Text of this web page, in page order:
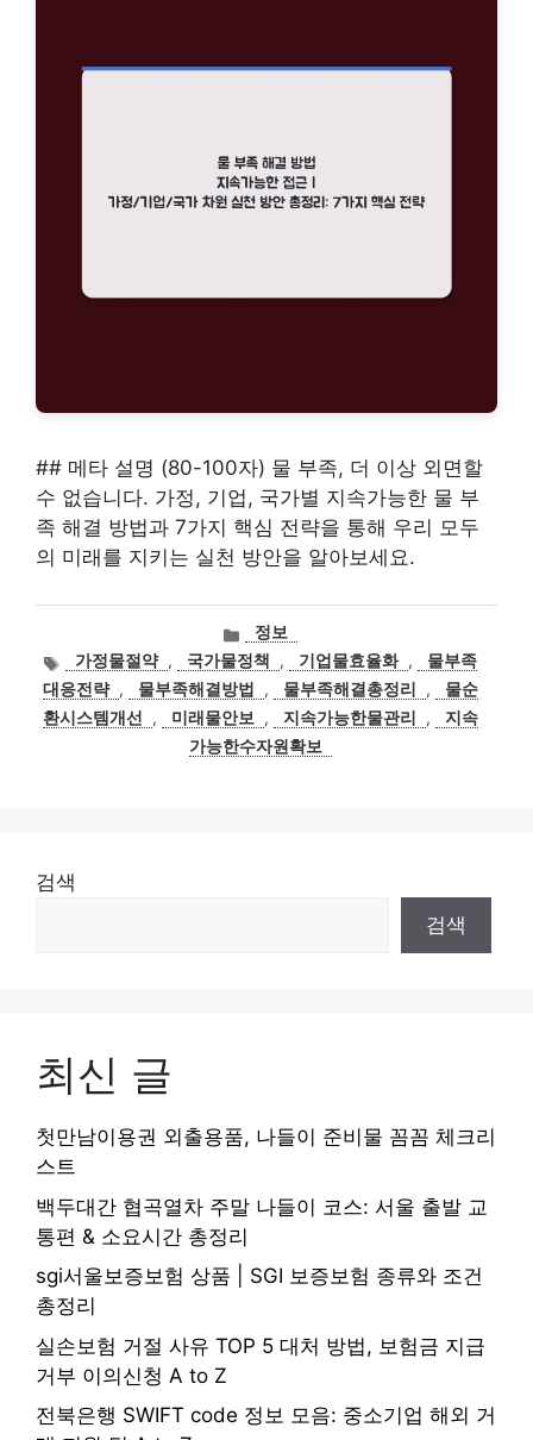
## 메타 설명 (80-100자) 물 부족, 더 이상 외면할
수 없습니다. 가정, 기업, 국가별 지속가능한 물 부
족 해결 방법과 7가지 핵심 전략을 통해 우리 모두
의 미래를 지키는 실천 방안을 알아보세요.
카
테
고
리
정보
태
그
가정물절약 , 국가물정책 , 기업물효율화 ,
물부족
대응전략 , 물부족해결방법 , 물부족해결총정리 ,
물순
환시스템개선
, 미래물안보 , 지속가능한물관리 ,
지속
가능한수자원확보
검색
검색
최신 글
첫만남이용권 외출용품, 나들이 준비물 꼼꼼 체크리
스트
백두대간 협곡열차 주말 나들이 코스: 서울 출발 교
통편 & 소요시간 총정리
sgi서울보증보험 상품 | SGI 보증보험 종류와 조건
총정리
실손보험 거절 사유 TOP 5 대처 방법, 보험금 지급
거부 이의신청 A to Z
전북은행 SWIFT code 정보 모음: 중소기업 해외 거